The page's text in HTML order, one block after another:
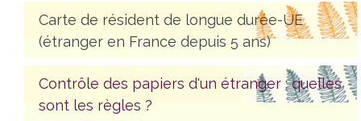
Carte de résident de longue durée-UE
(étranger en France depuis 5 ans)
Contrôle des papiers d'un étranger : quelles
sont les règles ?